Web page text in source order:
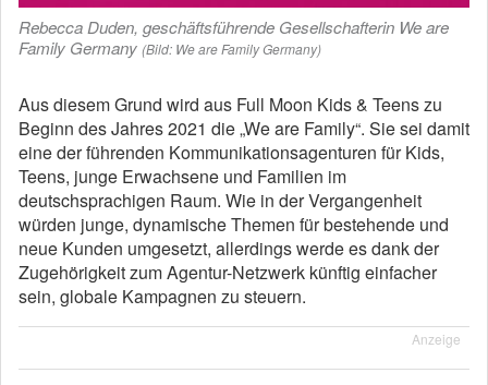
Rebecca Duden, geschäftsführende Gesellschafterin We are
Family Germany (Bild: We are Family Germany)
Aus diesem Grund wird aus Full Moon Kids & Teens zu
Beginn des Jahres 2021 die „We are Family“. Sie sei damit
eine der führenden Kommunikationsagenturen für Kids,
Teens, junge Erwachsene und Familien im
deutschsprachigen Raum. Wie in der Vergangenheit
würden junge, dynamische Themen für bestehende und
neue Kunden umgesetzt, allerdings werde es dank der
Zugehörigkeit zum Agentur-Netzwerk künftig einfacher
sein, globale Kampagnen zu steuern.
Anzeige